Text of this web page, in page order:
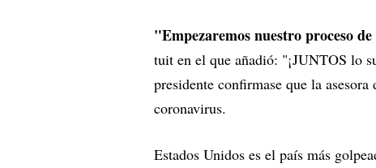
"Empezaremos nuestro proceso
tuit en el que añadió: "¡JUNTOS lo
presidente confirmase que la
coronavirus.
Estados Unidos es el país más